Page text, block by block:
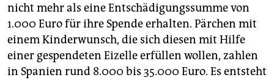
nicht mehr als eine Entschädigungssumme von
1.000 Euro für ihre Spende erhalten. Pärchen mit
einem Kinderwunsch, die sich diesen mit Hilfe
einer gespendeten Eizelle erfüllen wollen, zahlen
in Spanien rund 8.000 bis 35.000 Euro. Es entsteht